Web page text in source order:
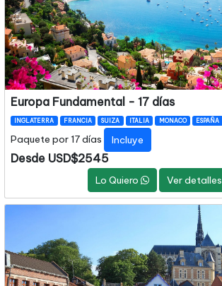
Europa Fundamental - 17 días
INGLATERRA FRANCIA SUIZA ITALIA MONACO ESPAÑA
Paquete por 17 días Incluye
Desde USD$2545
Lo Quiero Ver detalles